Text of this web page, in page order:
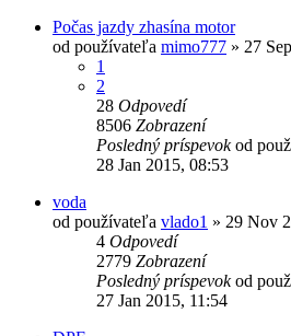
Počas jazdy zhasína motor
od používateľa mimo777 » 27
1
2
28 Odpovedí
8506 Zobrazení
Posledný príspevokod
28 Jan 2015, 08:53
voda
od používateľa vlado1 » 29 Nov
4 Odpovedí
2779 Zobrazení
Posledný príspevokod
27 Jan 2015, 11:54